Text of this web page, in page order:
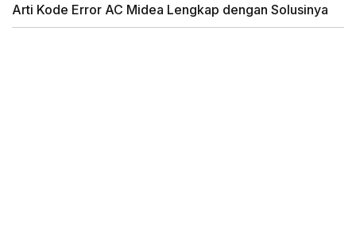
Arti Kode Error AC Midea Lengkap dengan Solusinya